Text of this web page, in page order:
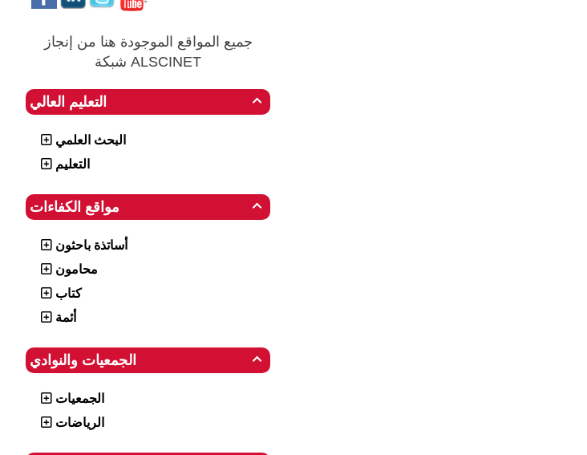
جميع المواقع الموجودة هنا من إنجاز
شبكة ALSCINET
 التعليم العالي
البحث العلمي
التعليم
 مواقع الكفاءات
أساتذة باحثون
محامون
كتاب
أئمة
 الجمعيات والنوادي
الجمعيات
الرياضات